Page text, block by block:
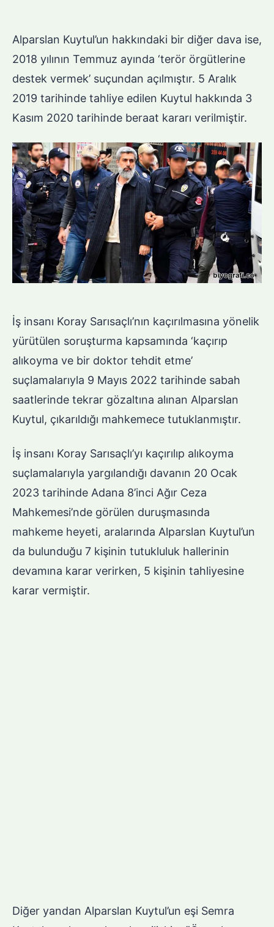
Alparslan Kuytul’un hakkındaki bir diğer dava ise,
2018 yılının Temmuz ayında ‘terör örgütlerine
destek vermek’ suçundan açılmıştır. 5 Aralık
2019 tarihinde tahliye edilen Kuytul hakkında 3
Kasım 2020 tarihinde beraat kararı verilmiştir.
İş insanı Koray Sarısaçlı’nın kaçırılmasına yönelik
yürütülen soruşturma kapsamında ‘kaçırıp
alıkoyma ve bir doktor tehdit etme’
suçlamalarıyla 9 Mayıs 2022 tarihinde sabah
saatlerinde tekrar gözaltına alınan Alparslan
Kuytul, çıkarıldığı mahkemece tutuklanmıştır.
İş insanı Koray Sarısaçlı’yı kaçırılıp alıkoyma
suçlamalarıyla yargılandığı davanın 20 Ocak
2023 tarihinde Adana 8’inci Ağır Ceza
Mahkemesi’nde görülen duruşmasında
mahkeme heyeti, aralarında Alparslan Kuytul’un
da bulunduğu 7 kişinin tutukluluk hallerinin
devamına karar verirken, 5 kişinin tahliyesine
karar vermiştir.
Diğer yandan Alparslan Kuytul’un eşi Semra